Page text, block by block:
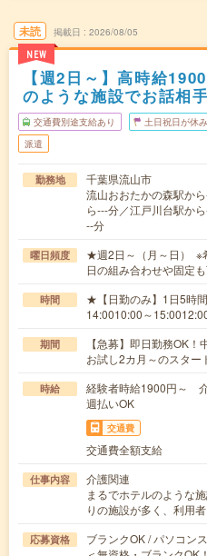
未読
NEW
掲載日 2026/08/05
【週2日～】高時給
のような施設でお話相
交通費別途支給あり 土日祝日が休み
派遣
勤務地
千葉県流山市
流山おおたかの森駅か
ら---分／江戸川台駅か
--分
曜日頻度
★週2日～（月～日） ※
日の組み合わせや固定も
時間
★【日勤のみ】1日5時
14:0010:00～
期間
【急募】即日勤務OK
お試し2カ月～のスター
時給
経験者時給1900円～
週払いOK
交通費
交通費全額支給
仕事内容
介護関連
まるでホテルのような
りの施設が多く、利用
応募資格
ブランクOK / パソコン